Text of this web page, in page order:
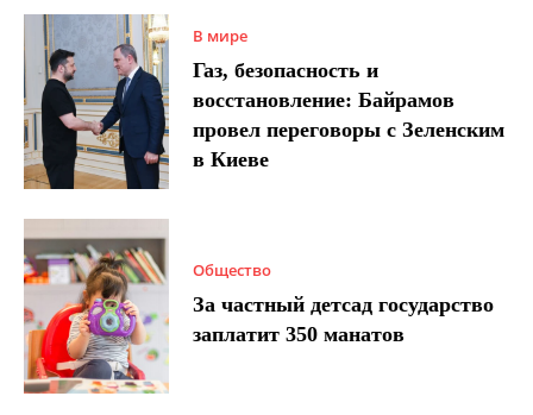
В мире
Газ, безопасность и
восстановление: Байрамов
провел переговоры с Зеленским
в Киеве
Общество
За частный детсад государство
заплатит 350 манатов